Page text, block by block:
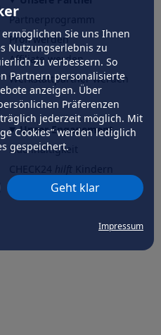
Sie uns Ihnen
Nutzungserlebnis zu
zu verbessern. So
Partnern personalisierte
anzeigen. Über
Präferenzen
jederzeit möglich. Mit
Cookies” werden lediglich
gespeichert.
Geht klar
Impressum
Partnerprogramm
Profi werden
Affiliate werden
Werkstattpartner werden
Unser Engagement
Nachhaltigkeit
CHECK24hilftder Natur